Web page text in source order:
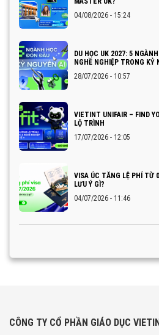
04/08/2026 - 15:24
DU HỌC UK 2027: 5
NGHỀ NGHIỆP TRONG KỶ
28/07/2026 - 10:57
VIETINT UNIFAIR – FIND
LỘ TRÌNH
17/07/2026 - 12:05
VISA ÚC TĂNG LỆ PHÍ TỪ
LƯU Ý GÌ?
04/07/2026 - 11:46
CÔNG TY CỔ PHẦN GIÁO DỤC